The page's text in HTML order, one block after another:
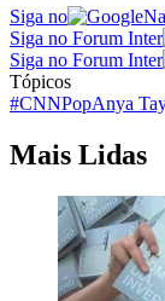
Siga no
Siga no Forum Inter
Siga no Forum Inter
Tópicos
#CNNPopAnya
Mais Lidas